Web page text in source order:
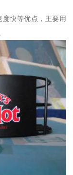
快等优点，主要用